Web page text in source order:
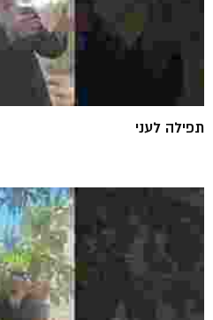
תפילה לעני